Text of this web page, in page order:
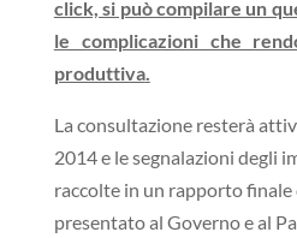
click, si può compilare un
le complicazioni che
produttiva.
La consultazione resterà
2014 e le segnalazioni degli
raccolte in un rapporto finale
presentato al Governo e al